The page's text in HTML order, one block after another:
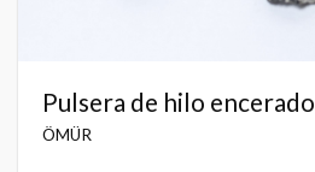
Pulsera de hilo encerado
ÖMÜR